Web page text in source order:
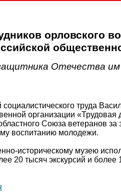
орловского
Отечества им
труда
организации
Союза ветеранов за
воспитанию молодежи.
историческому музею
20 тысяч экскурсий и